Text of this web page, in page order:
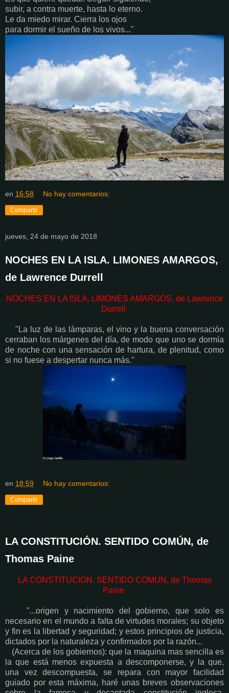
subir, a contra muerte, hasta lo eterno.
Le da miedo mirar. Cierra los ojos
para dormir el sueño de los vivos..."
en 16:58 No hay comentarios:
Compartir
jueves, 24 de mayo de 2018
NOCHES EN LA ISLA. LIMONES AMARGOS,
de Lawrence Durrell
NOCHES EN LA ISLA. LIMONES AMARGOS, de Lawrence
Durrell
"La luz de las lámparas, el vino y la buena conversación
cerraban los márgenes del día, de modo que uno se dormía
de noche con una sensación de hartura, de plenitud, como
si no fuese a despertar nunca más."
en 18:59 No hay comentarios:
Compartir
LA CONSTITUCIÓN. SENTIDO COMÚN, de
Thomas Paine
LA CONSTITUCIÓN. SENTIDO COMÚN, de Thomas
Paine
"...origen y nacimiento del gobierno, que solo es
necesario en el mundo a falta de virtudes morales; su objeto
y fin es la libertad y seguridad; y estos principios de justicia,
dictados por la naturaleza y confirmados por la razón...
(Acerca de los gobiernos): que la maquina mas sencilla es
la que está menos expuesta a descomponerse, y la que,
una vez descompuesta, se repara con mayor facilidad
guiado por esta máxima, haré unas breves observaciones